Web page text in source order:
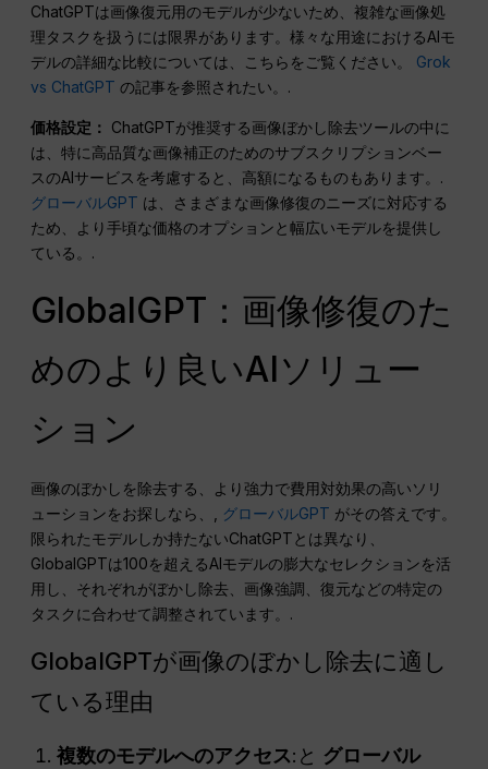
ChatGPTは画像復元用のモデルが少ないため、複雑な画像処
理タスクを扱うには限界があります。様々な用途におけるAIモ
デルの詳細な比較については、こちらをご覧ください。 Grok
vs ChatGPT の記事を参照されたい。.
価格設定： ChatGPTが推奨する画像ぼかし除去ツールの中に
は、特に高品質な画像補正のためのサブスクリプションベー
スのAIサービスを考慮すると、高額になるものもあります。.
グローバルGPT は、さまざまな画像修復のニーズに対応する
ため、より手頃な価格のオプションと幅広いモデルを提供し
ている。.
GlobalGPT：画像修復のた
めのより良いAIソリュー
ション
画像のぼかしを除去する、より強力で費用対効果の高いソリ
ューションをお探しなら、, グローバルGPT がその答えです。
限られたモデルしか持たないChatGPTとは異なり、
GlobalGPTは100を超えるAIモデルの膨大なセレクションを活
用し、それぞれがぼかし除去、画像強調、復元などの特定の
タスクに合わせて調整されています。.
GlobalGPTが画像のぼかし除去に適し
ている理由
複数のモデルへのアクセス:と グローバル